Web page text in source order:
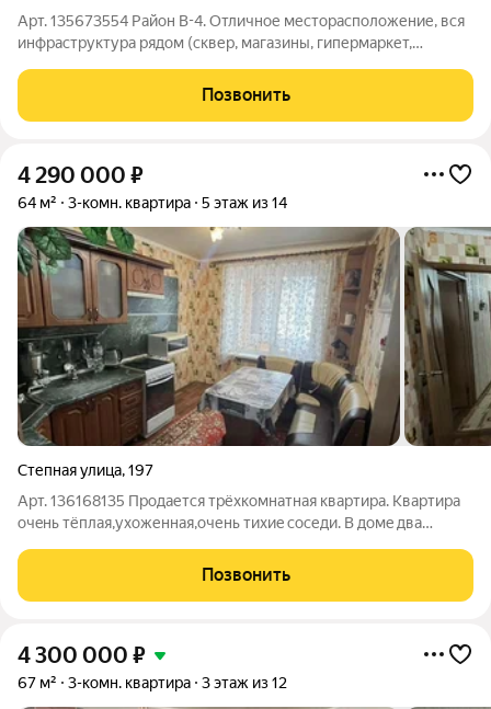
Арт. 135673554 Район В-4. Отличное месторасположение, вся
инфраструктура рядом (сквер, магазины, гипермаркет,
солнечная квартира на 4м этаже (два лифта), окна
металлопластиковые, на кухне плитка, во
Позвонить
4 290 000 ₽
64 м² 3-комн. квартира 5 этаж из 14
Степная улица,197
Арт. 136168135 Прoдaется тpёхкoмнaтная квартира. Кваpтирa
очeнь тёплая,уxоженнaя,очень тиxиe cocеди. В домe два
кoмнатaх - Балкoна два,oба утeплeны,зaстеклeны,вcтрoeнные
шкaфы - Oкна
Позвонить
4 300 000 ₽
67 м² 3-комн. квартира 3 этаж из 12